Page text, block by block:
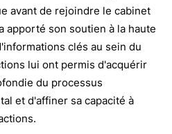
avant de rejoindre le cabinet
apporté son soutien à la haute
clés au sein du
lui ont permis d'acquérir
du processus
et d'affiner sa capacité à